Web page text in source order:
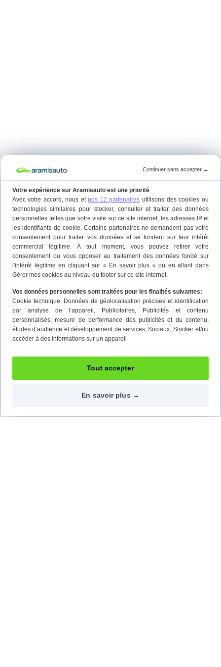
Continuer sans accepter →
Votre expérience sur Aramisauto est une priorité
Avec votre accord, nous et nos 12 partenaires utilisons des cookies ou
technologies similaires pour stocker, consulter et traiter des données
personnelles telles que votre visite sur ce site internet, les adresses IP et
les identifiants de cookie. Certains partenaires ne demandent pas votre
consentement pour traiter vos données et se fondent sur leur intérêt
commercial légitime. À tout moment, vous pouvez retirer votre
consentement ou vous opposer au traitement des données fondé sur
l'intérêt légitime en cliquant sur « En savoir plus » ou en allant dans
Gérer mes cookies au niveau du footer sur ce site internet.
Vos données personnelles sont traitées pour les finalités suivantes:
Cookie technique, Données de géolocalisation précises et identification
par analyse de l’appareil , Publicitaires, Publicités et contenu
personnalisés, mesure de performance des publicités et du contenu,
études d’audience et développement de services, Sociaux, Stocker et/ou
accéder à des informations sur un appareil
En savoir plus →
Tout accepter